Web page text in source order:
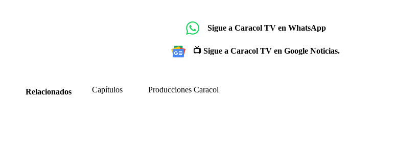
Sigue a Caracol TV en WhatsApp
📺 Sigue a Caracol TV en Google Noticias.
Relacionados Capítulos Producciones Caracol